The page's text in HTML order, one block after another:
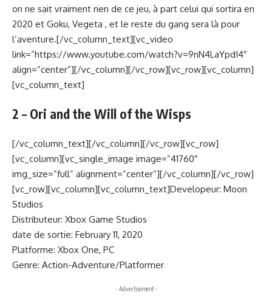
on ne sait vraiment rien de ce jeu, à part celui qui sortira en
2020 et Goku, Vegeta , et le reste du gang sera là pour
l’aventure.[/vc_column_text][vc_video
link=”https://www.youtube.com/watch?v=9nN4LaYpdI4″
align=”center”][/vc_column][/vc_row][vc_row][vc_column]
[vc_column_text]
2 – Ori and the Will of the Wisps
[/vc_column_text][/vc_column][/vc_row][vc_row]
[vc_column][vc_single_image image=”41760″
img_size=”full” alignment=”center”][/vc_column][/vc_row]
[vc_row][vc_column][vc_column_text]Developeur: Moon
Studios
Distributeur: Xbox Game Studios
date de sortie: February 11, 2020
Platforme: Xbox One, PC
Genre: Action-Adventure/Platformer
- Advertisement -